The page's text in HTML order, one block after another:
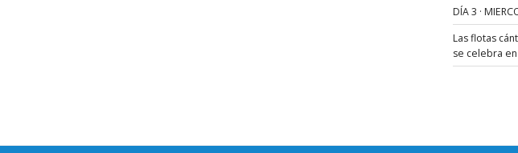
DÍA 3 ·
Las flotas
se celebra